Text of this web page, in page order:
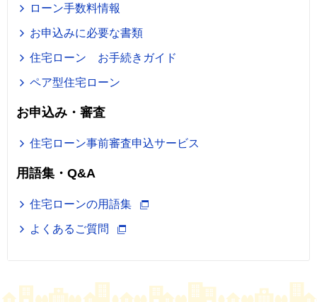
ローン手数料情報
お申込みに必要な書類
住宅ローン お手続きガイド
ペア型住宅ローン
お申込み・審査
住宅ローン事前審査申込サービス
用語集・Q&A
住宅ローンの用語集
よくあるご質問